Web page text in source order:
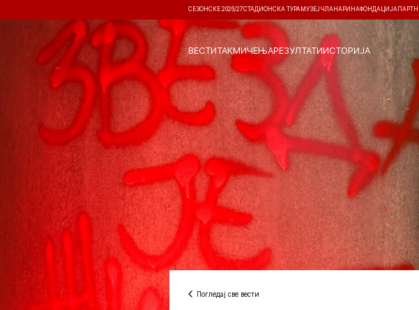
СЕЗОНСКЕ 2026/27СТАДИОНСКА ТУРА МУЗЕЈ ЧЛАНАРИНАФОНДАЦИЈА
ВЕСТИТАКМИЧЕЊАРЕЗУЛТАТИИСТОРИЈА
Погледај све вести